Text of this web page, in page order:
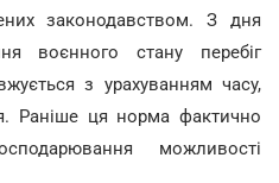
законодавством. З дня
воєнного стану перебіг
з урахуванням часу,
Раніше ця норма фактично
можливості